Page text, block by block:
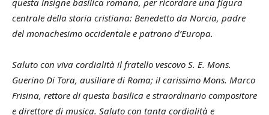
questa insigne basilica romana, per ricordare una figura
centrale della storia cristiana: Benedetto da Norcia, padre
del monachesimo occidentale e patrono d’Europa.
Saluto con viva cordialità il fratello vescovo S. E. Mons.
Guerino Di Tora, ausiliare di Roma; il carissimo Mons. Marco
Frisina, rettore di questa basilica e straordinario compositore
e direttore di musica. Saluto con tanta cordialità e